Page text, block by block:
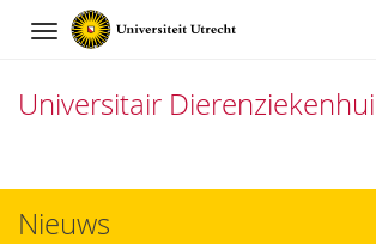
Navigation
Universitair
naarNieuws